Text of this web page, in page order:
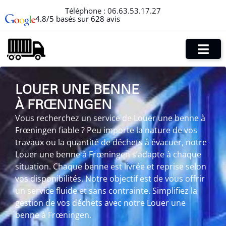
Téléphone : 06.63.53.17.27
4.8/5 basés sur 628 avis
LOUER UNE BENNE
À FRŒNINGEN
Vous recherchez un service de Louer une benne à
Frœningen fiable ? Peu importe la nature de vos
travaux ou la quantité de déchets à évacuer, notre
Louer une benne à Frœningen s’adapte à chaque
situation. Chaque benne est livrée et reprise selon
vos disponibilités. Notre objectif est de vous offrir
un service fluide et sans contrainte. Simplifiez la
gestion de vos déchets avec notre Louer une
benne à Frœningen.